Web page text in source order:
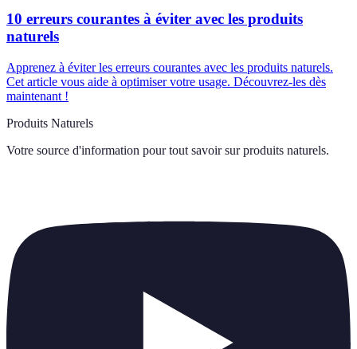
10 erreurs courantes à éviter avec les produits
naturels
Apprenez à éviter les erreurs courantes avec les produits naturels.
Cet article vous aide à optimiser votre usage. Découvrez-les dès
maintenant !
Produits Naturels
Votre source d'information pour tout savoir sur produits naturels.